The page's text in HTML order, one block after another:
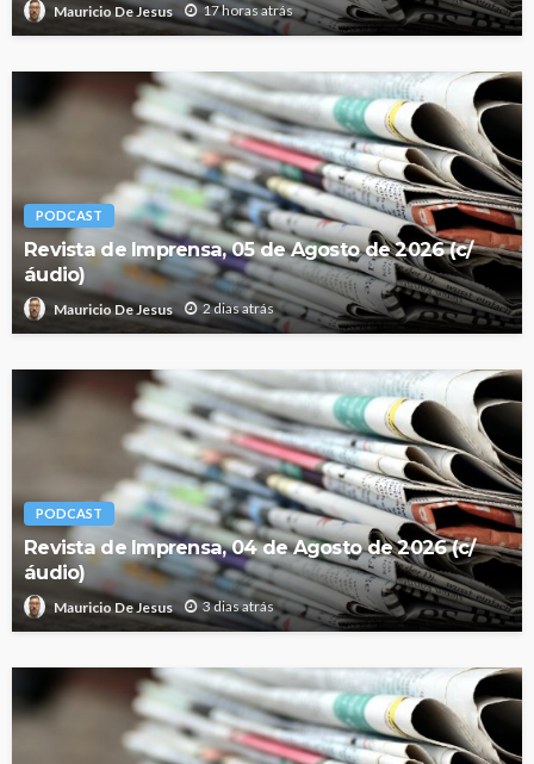
Mauricio De Jesus 17 horas atrás
PODCAST
Revista de Imprensa, 05 de Agosto de 2026 (c/
áudio)
Mauricio De Jesus 2 dias atrás
PODCAST
Revista de Imprensa, 04 de Agosto de 2026 (c/
áudio)
Mauricio De Jesus 3 dias atrás